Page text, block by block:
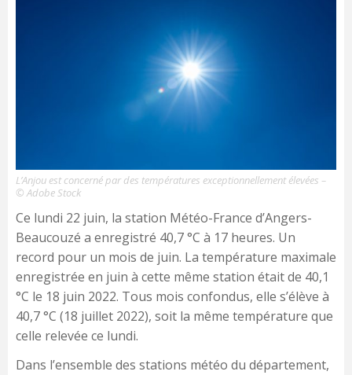
L’Anjou est concerné par des températures exceptionnellement élevées –
© Adobe Stock
Ce lundi 22 juin, la station Météo-France d’Angers-
Beaucouzé a enregistré 40,7 °C à 17 heures. Un
record pour un mois de juin. La température maximale
enregistrée en juin à cette même station était de 40,1
°C le 18 juin 2022. Tous mois confondus, elle s’élève à
40,7 °C (18 juillet 2022), soit la même température que
celle relevée ce lundi.
Dans l’ensemble des stations météo du département,